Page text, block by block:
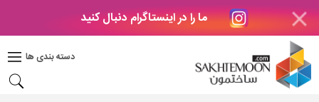
ما را در اینستاگرام دنبال کنید
دسته بندی ها
دکوراسیون
بتن